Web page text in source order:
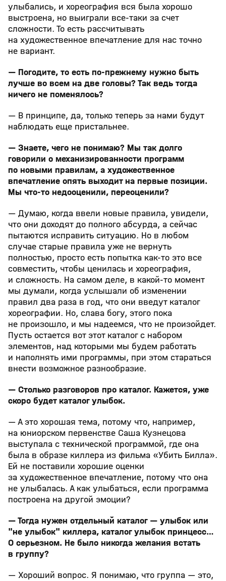
улыбались, и хореография вся была хорошо
выстроена, но выиграли все-таки за счет
сложности. То есть рассчитывать
на художественное впечатление для нас точно
не вариант.
— Погодите, то есть по-прежнему нужно быть
лучше во всем на две головы? Так ведь тогда
ничего не поменялось?
— В принципе, да, только теперь за нами будут
наблюдать еще пристальнее.
— Знаете, чего не понимаю? Мы так долго
говорили о механизированности программ
по новыми правилам, а художественное
впечатление опять выходит на первые позиции.
Мы что-то недооценили, переоценили?
— Думаю, когда ввели новые правила, увидели,
что они доходят до полного абсурда, а сейчас
пытаются исправить ситуацию. Но в любом
случае старые правила уже не вернуть
полностью, просто есть попытка как-то это все
совместить, чтобы ценилась и хореография,
и сложность. На самом деле, в какой-то момент
мы думали, когда услышали об изменении
правил два раза в год, что они введут каталог
хореографии. Но, слава богу, этого пока
не произошло, и мы надеемся, что не произойдет.
Пусть остается вот этот каталог с набором
элементов, над которыми мы будем работать
и наполнять ими программы, при этом стараться
внести возможное разнообразие.
— Столько разговоров про каталог. Кажется, уже
скоро будет каталог улыбок.
— А это хорошая тема, потому что, например,
на юниорском первенстве Саша Кузнецова
выступала с технической программой, где она
была в образе киллера из фильма «Убить Билла».
Ей не поставили хорошие оценки
за художественное впечатление, потому что она
не улыбалась. А как улыбаться, если программа
построена на другой эмоции?
— Тогда нужен отдельный каталог — улыбок или
"не улыбок" киллера, каталог улыбок принцесс…
О серьезном. Не было никогда желания встать
в группу?
— Хороший вопрос. Я понимаю, что группа — это,